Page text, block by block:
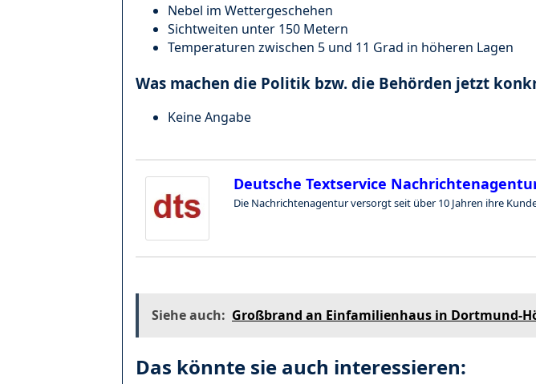
Nebel im Wettergeschehen
Sichtweiten unter 150 Metern
Temperaturen zwischen 5 und 11 Grad in höheren Lagen
Was machen die Politik bzw. die Behörden jetzt
Keine Angabe
Deutsche Textservice
Die Nachrichtenagentur versorgt seit über 10 Jahren ihre
Siehe auch: Großbrand an Einfamilienhaus in Dortmund-
Das könnte sie auch interessieren: